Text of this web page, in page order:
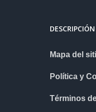
DESCRIPCIÓN
Mapa del
Política y
Términos